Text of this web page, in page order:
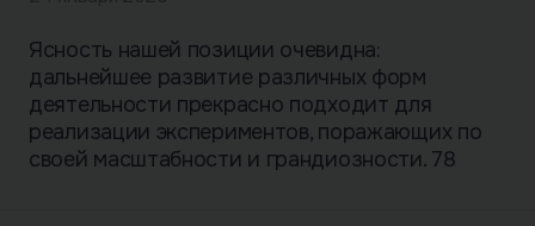
Ясность нашей позиции очевидна:
дальнейшее развитие различных форм
деятельности прекрасно подходит для
реализации экспериментов, поражающих по
своей масштабности и грандиозности. 78